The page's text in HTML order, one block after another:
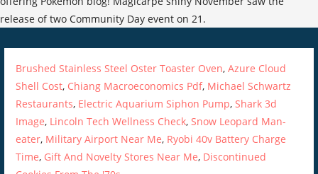
Brushed Stainless Steel Oster Toaster Oven,Azure Cloud
Shell Cost, Chiang Macroeconomics Pdf, Michael Schwartz
Restaurants, Electric Aquarium Siphon Pump,Shark 3d
Image, Lincoln Tech Wellness Check,Snow Leopard Man-
eater, Military Airport Near Me, Ryobi 40v Battery Charge
Time, Gift And Novelty Stores Near Me, Discontinued